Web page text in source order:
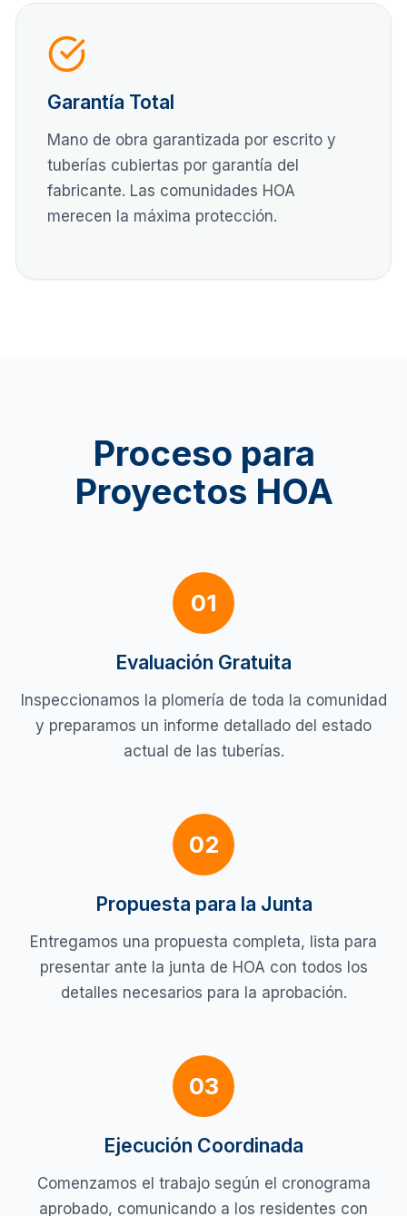
Garantía Total
Mano de obra garantizada por escrito y
tuberías cubiertas por garantía del
fabricante. Las comunidades HOA
merecen la máxima protección.
Proceso para
Proyectos HOA
01
Evaluación Gratuita
Inspeccionamos la plomería de toda la comunidad
y preparamos un informe detallado del estado
actual de las tuberías.
02
Propuesta para la Junta
Entregamos una propuesta completa, lista para
presentar ante la junta de HOA con todos los
detalles necesarios para la aprobación.
03
Ejecución Coordinada
Comenzamos el trabajo según el cronograma
aprobado, comunicando a los residentes con